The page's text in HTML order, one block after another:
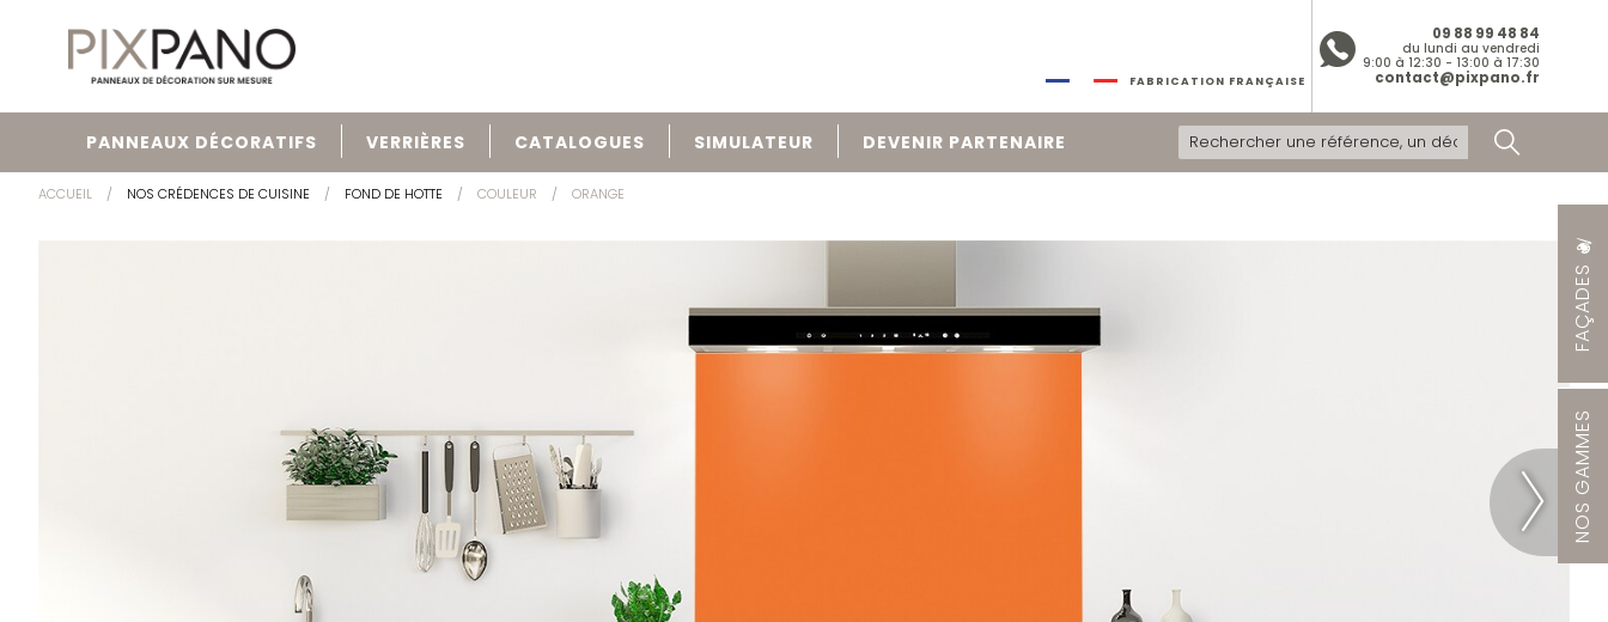
FABRICATION FRANÇAISE
09 88 99 48 84
du lundi au vendredi
9:00 à 12:30 - 13:00 à 17:30
contact@pixpano.fr
PANNEAUX DÉCORATIFS VERRIÈRES CATALOGUES SIMULATEUR DEVENIR PARTENAIRE
ACCUEIL NOS CRÉDENCES DE CUISINE FOND DE HOTTE COULEUR ORANGE
NOS GAMMES
FAÇADES